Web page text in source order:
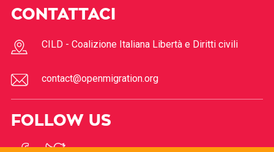
CONTATTACI
CILD - Coalizione Italiana Libertà e Diritti civili
contact@openmigration.org
FOLLOW US